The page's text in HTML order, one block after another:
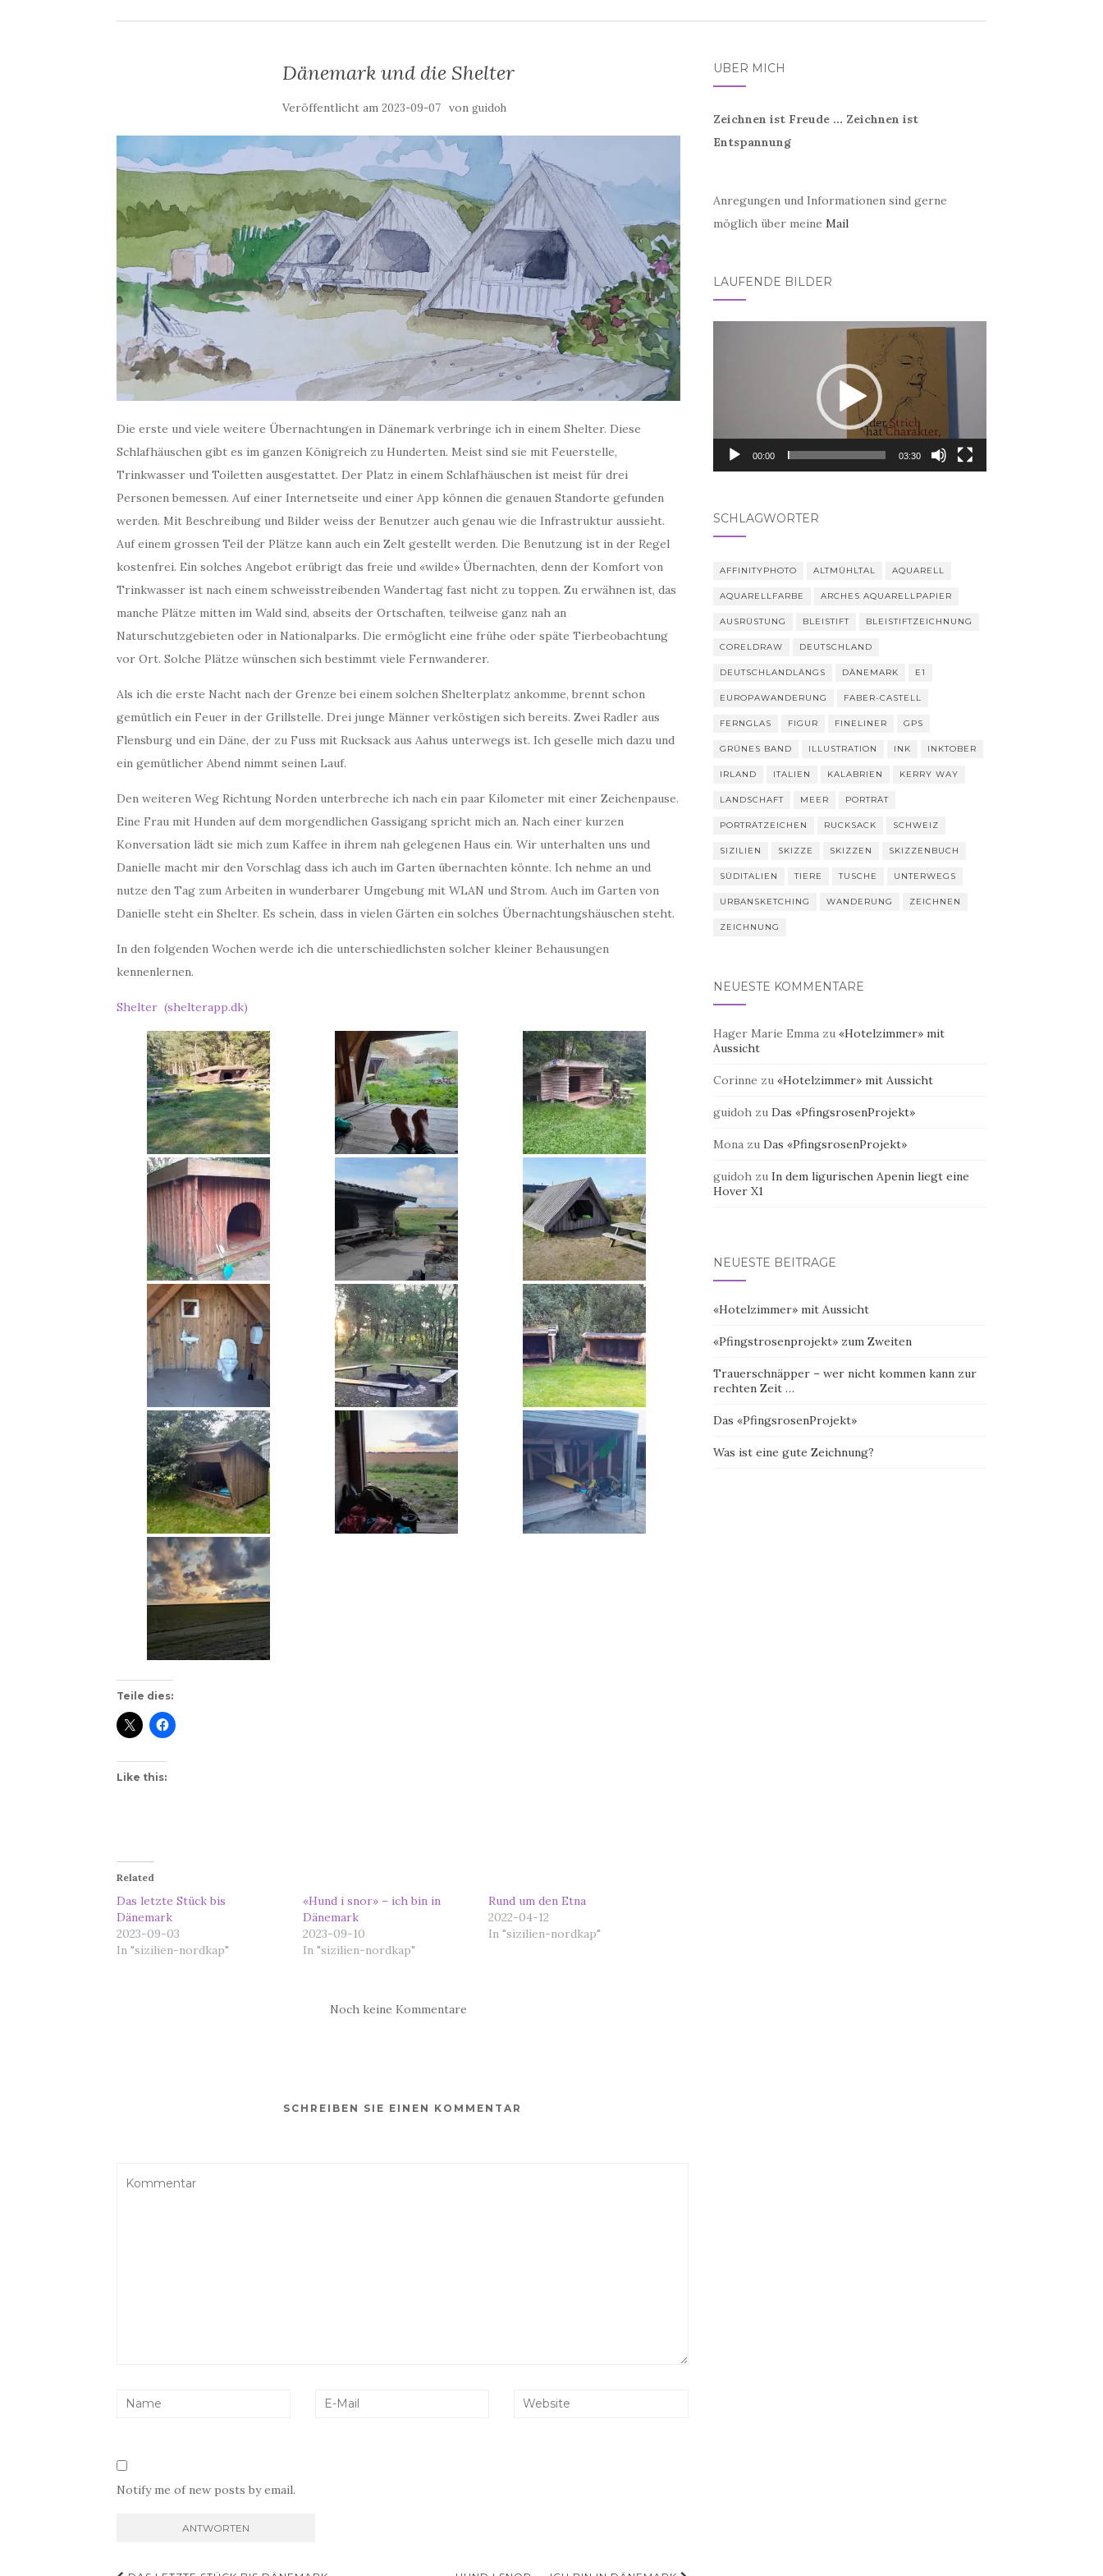
Dänemark und die Shelter
Veröffentlicht am 2023-09-07 von guidoh
Die erste und viele weitere Übernachtungen in Dänemark verbringe ich in einem Shelter. Diese
Schlafhäuschen gibt es im ganzen Königreich zu Hunderten. Meist sind sie mit Feuerstelle,
Trinkwasser und Toiletten ausgestattet. Der Platz in einem Schlafhäuschen ist meist für drei
Personen bemessen. Auf einer Internetseite und einer App können die genauen Standorte gefunden
werden. Mit Beschreibung und Bilder weiss der Benutzer auch genau wie die Infrastruktur aussieht.
Auf einem grossen Teil der Plätze kann auch ein Zelt gestellt werden. Die Benutzung ist in der Regel
kostenfrei. Ein solches Angebot erübrigt das freie und «wilde» Übernachten, denn der Komfort von
Trinkwasser ist nach einem schweisstreibenden Wandertag fast nicht zu toppen. Zu erwähnen ist, das
manche Plätze mitten im Wald sind, abseits der Ortschaften, teilweise ganz nah an
Naturschutzgebieten oder in Nationalparks. Die ermöglicht eine frühe oder späte Tierbeobachtung
vor Ort. Solche Plätze wünschen sich bestimmt viele Fernwanderer.
Als ich die erste Nacht nach der Grenze bei einem solchen Shelterplatz ankomme, brennt schon
gemütlich ein Feuer in der Grillstelle. Drei junge Männer verköstigen sich bereits. Zwei Radler aus
Flensburg und ein Däne, der zu Fuss mit Rucksack aus Aahus unterwegs ist. Ich geselle mich dazu und
ein gemütlicher Abend nimmt seinen Lauf.
Den weiteren Weg Richtung Norden unterbreche ich nach ein paar Kilometer mit einer Zeichenpause.
Eine Frau mit Hunden auf dem morgendlichen Gassigang spricht mich an. Nach einer kurzen
Konversation lädt sie mich zum Kaffee in ihrem nah gelegenen Haus ein. Wir unterhalten uns und
Danielle macht mir den Vorschlag dass ich auch im Garten übernachten könnte. Ich nehme an und
nutze den Tag zum Arbeiten in wunderbarer Umgebung mit WLAN und Strom. Auch im Garten von
Danielle steht ein Shelter. Es schein, dass in vielen Gärten ein solches Übernachtungshäuschen steht.
In den folgenden Wochen werde ich die unterschiedlichsten solcher kleiner Behausungen
kennenlernen.
Shelter (shelterapp.dk)
Teile dies:
Like this:
Related
Das letzte Stück bis
Dänemark
2023-09-03
In "sizilien-nordkap"
«Hund i snor» – ich bin in
Dänemark
2023-09-10
In "sizilien-nordkap"
Rund um den Etna
2022-04-12
In "sizilien-nordkap"
Noch keine Kommentare
SCHREIBEN SIE EINEN KOMMENTAR
Notify me of new posts by email.
ÜBER MICH
Zeichnen ist Freude ... Zeichnen ist
Entspannung
Anregungen und Informationen sind gerne
möglich über meine Mail
LAUFENDE BILDER
00:00 03:30
SCHLAGWÖRTER
AFFINITYPHOTO ALTMÜHLTAL AQUARELL
AQUARELLFARBE ARCHES AQUARELLPAPIER
AUSRÜSTUNG BLEISTIFT BLEISTIFTZEICHNUNG
CORELDRAW DEUTSCHLAND
DEUTSCHLANDLÄNGS DÄNEMARK E1
EUROPAWANDERUNG FABER-CASTELL
FERNGLAS FIGUR FINELINER GPS
GRÜNES BAND ILLUSTRATION INK INKTOBER
IRLAND ITALIEN KALABRIEN KERRY WAY
LANDSCHAFT MEER PORTRÄT
PORTRÄTZEICHEN RUCKSACK SCHWEIZ
SIZILIEN SKIZZE SKIZZEN SKIZZENBUCH
SÜDITALIEN TIERE TUSCHE UNTERWEGS
URBANSKETCHING WANDERUNG ZEICHNEN
ZEICHNUNG
NEUESTE KOMMENTARE
Hager Marie Emmazu «Hotelzimmer» mit
Aussicht
Corinne zu «Hotelzimmer» mit Aussicht
guidohzu Das «PfingsrosenProjekt»
Monazu Das «PfingsrosenProjekt»
guidohzu In dem ligurischen Apenin liegt eine
Hover X1
NEUESTE BEITRÄGE
«Hotelzimmer» mit Aussicht
«Pfingstrosenprojekt» zum Zweiten
Trauerschnäpper – wer nicht kommen kann zur
rechten Zeit …
Das «PfingsrosenProjekt»
Was ist eine gute Zeichnung?